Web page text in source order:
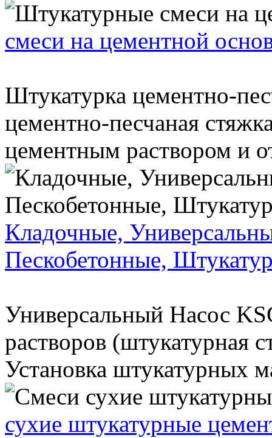
смеси на цементной
Штукатурка цементно-
цементно-песчаная
цементным раствором и
Кладочные,
Пескобетонные,
Универсальный Насос
растворов (штукатурная
Установка штукатурных
сухие штукатурные